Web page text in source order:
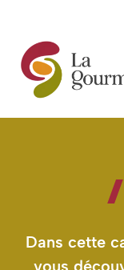
contenu
Dans cette
vous